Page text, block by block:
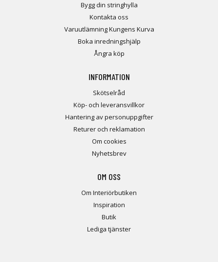
Bygg din stringhylla
Kontakta oss
Varuutlämning Kungens Kurva
Boka inredningshjälp
Ångra köp
INFORMATION
Skötselråd
Köp- och leveransvillkor
Hantering av personuppgifter
Returer och reklamation
Om cookies
Nyhetsbrev
OM OSS
Om Interiörbutiken
Inspiration
Butik
Lediga tjänster